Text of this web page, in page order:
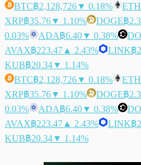
BTC฿2,128,726▼ 0.18% ETH
XRP฿35.76▼ 1.10% DOGE฿
0.03%
ADA฿6.40▼ 0.38%
AVAX฿223.47 ▲ 2.43% LINK฿
KUB฿20.34▼ 1.14%
BTC฿2,128,726▼ 0.18% ETH
XRP฿35.76▼ 1.10% DOGE฿
0.03%
ADA฿6.40▼ 0.38%
AVAX฿223.47 ▲ 2.43% LINK฿
KUB฿20.34▼ 1.14%